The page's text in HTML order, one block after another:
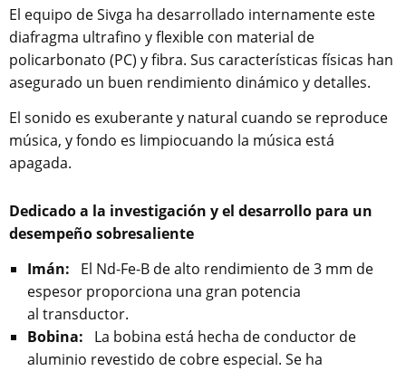
El equipo de Sivga ha desarrollado internamente este
diafragma ultrafino y flexible con material de
policarbonato (PC) y fibra. Sus características físicas han
asegurado un buen rendimiento dinámico y detalles.
El sonido es exuberante y natural cuando se reproduce
música, y fondo es limpiocuando la música está
apagada.
Dedicado a la investigación y el desarrollo para un
desempeño sobresaliente
Imán:
El Nd-Fe-B de alto rendimiento de 3 mm de
espesor proporciona una gran potencia
al transductor.
Bobina:
La bobina está hecha de conductor de
aluminio revestido de cobre especial. Se ha